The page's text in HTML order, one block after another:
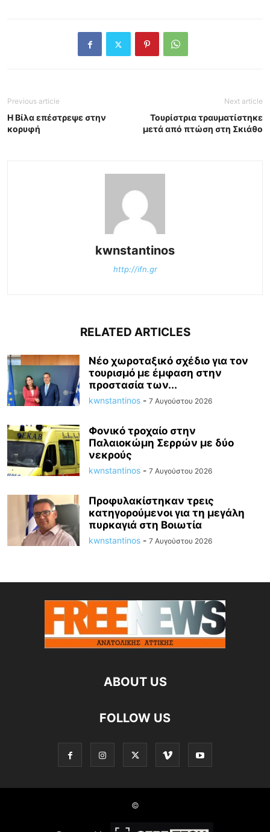
Previous article
Η Βίλα επέστρεψε στην
κορυφή
Next article
Τουρίστρια τραυματίστηκε
μετά από πτώση στη Σκιάθο
kwnstantinos
http://ifn.gr
RELATED ARTICLES
Νέο χωροταξικό σχέδιο για τον
τουρισμό με έμφαση στην
προστασία των...
kwnstantinos - 7 Αυγούστου 2026
Φονικό τροχαίο στην
Παλαιοκώμη Σερρών με δύο
νεκρούς
kwnstantinos - 7 Αυγούστου 2026
Προφυλακίστηκαν τρεις
κατηγορούμενοι για τη μεγάλη
πυρκαγιά στη Βοιωτία
kwnstantinos - 7 Αυγούστου 2026
ABOUT US
FOLLOW US
©